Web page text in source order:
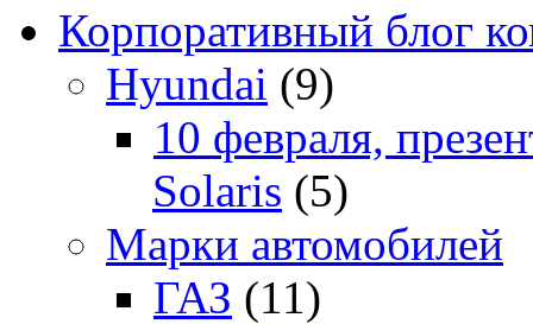
Корпоративный блог
Hyundai (9)
10 февраля,
Solaris (5)
Марки автомобилей
ГАЗ (11)